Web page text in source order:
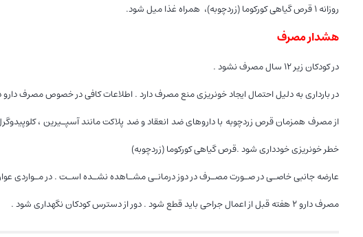
روزانه ۱ قرص گیاهی کورکوما (زردچوبه)، همراه غذا میل شود.
هشدار مصرف
در کودکان زیر ۱۲ سال مصرف نشود .
در بارداری به دلیل احتمال ایجاد خونریزی منع مصرف دارد . اطلاعات کافی در خصوص مصرف
از مصرف همزمان قرص زردچوبه با داروهای ضد انعقاد و ضد پلاکت مانند آسپـیرین ،
خطر خونریزی خودداری شود .قرص گیاهی کورکوما (زردچوبه)
عارضه جانبی خاصـی در صـورت مصـرف در دوز درمانـی مشـاهده نشـده اسـت . در مـواردی
مصرف دارو ۲ هفته قبل از اعمال جراحی باید قطع شود . دور از دسترس کودکان نگهداری شود .